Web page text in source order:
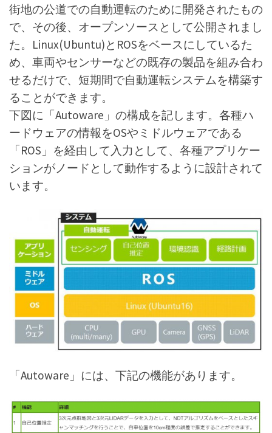
街地の公道での自動運転のために開発されたもの
で、その後、オープンソースとして公開されまし
た。Linux(Ubuntu)とROSをベースにしているた
め、車両やセンサーなどの既存の製品を組み合わ
せるだけで、短期間で自動運転システムを構築す
ることができます。
下図に「Autoware」の構成を記します。各種ハ
ードウェアの情報をOSやミドルウェアである
「ROS」を経由して入力として、各種アプリケー
ションがノードとして動作するように設計されて
います。
「Autoware」には、下記の機能があります。